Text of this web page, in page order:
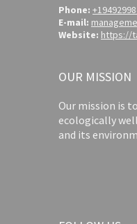
Phone:
E-mail:
Website: https://
OUR MISSION
Our mission is
ecologically
and its